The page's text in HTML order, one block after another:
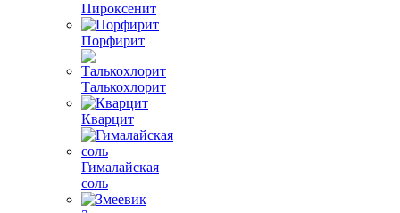
Пироксенит
Порфирит
Талькохлорит
Кварцит
Гималайская
соль